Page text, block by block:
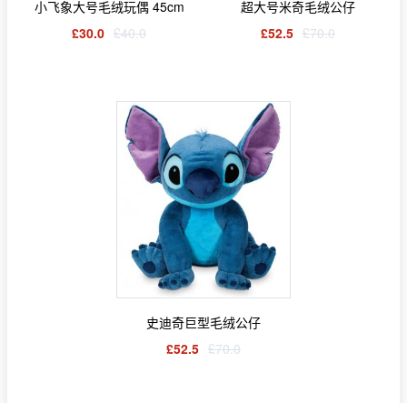
小飞象大号毛绒玩偶 45cm
£30.0 £40.0
超大号米奇毛绒公仔
£52.5 £70.0
史迪奇巨型毛绒公仔
£52.5 £70.0